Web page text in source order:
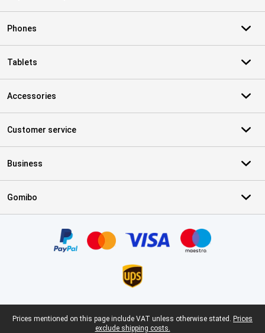
Phones
Tablets
Accessories
Customer service
Business
Gomibo
Legal footer
Prices mentioned on this page include VAT unless otherwise stated. Prices
exclude shipping costs.